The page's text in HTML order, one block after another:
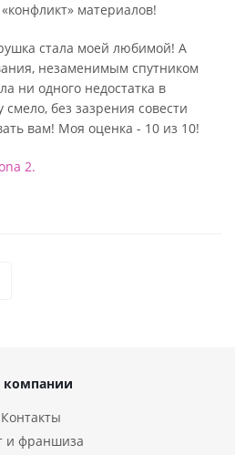
материалов!
стала моей любимой! А
незаменимым спутником
ни одного недостатка в
без зазрения совести
вам! Моя оценка - 10 из 10!
2.
компании
Контакты
и франшиза